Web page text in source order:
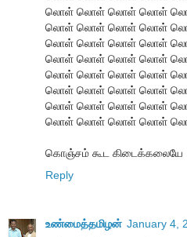
லொள் லொள் லொள் லொள்
லொள் லொள் லொள் லொள்
லொள் லொள் லொள் லொள்
லொள் லொள் லொள் லொள்
லொள் லொள் லொள் லொள்
லொள் லொள் லொள் லொள்
லொள் லொள் லொள் லொள்
லொள் லொள் லொள் லொள்
கொஞ்சம் கூட கிடைக்கலையே
Reply
உண்மைத்தமிழன் January 4,